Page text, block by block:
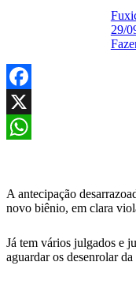
29/
Facebook
X
A antecipação
novo biênio, em clara
Já tem vários julgados e
aguardar os desenrolar